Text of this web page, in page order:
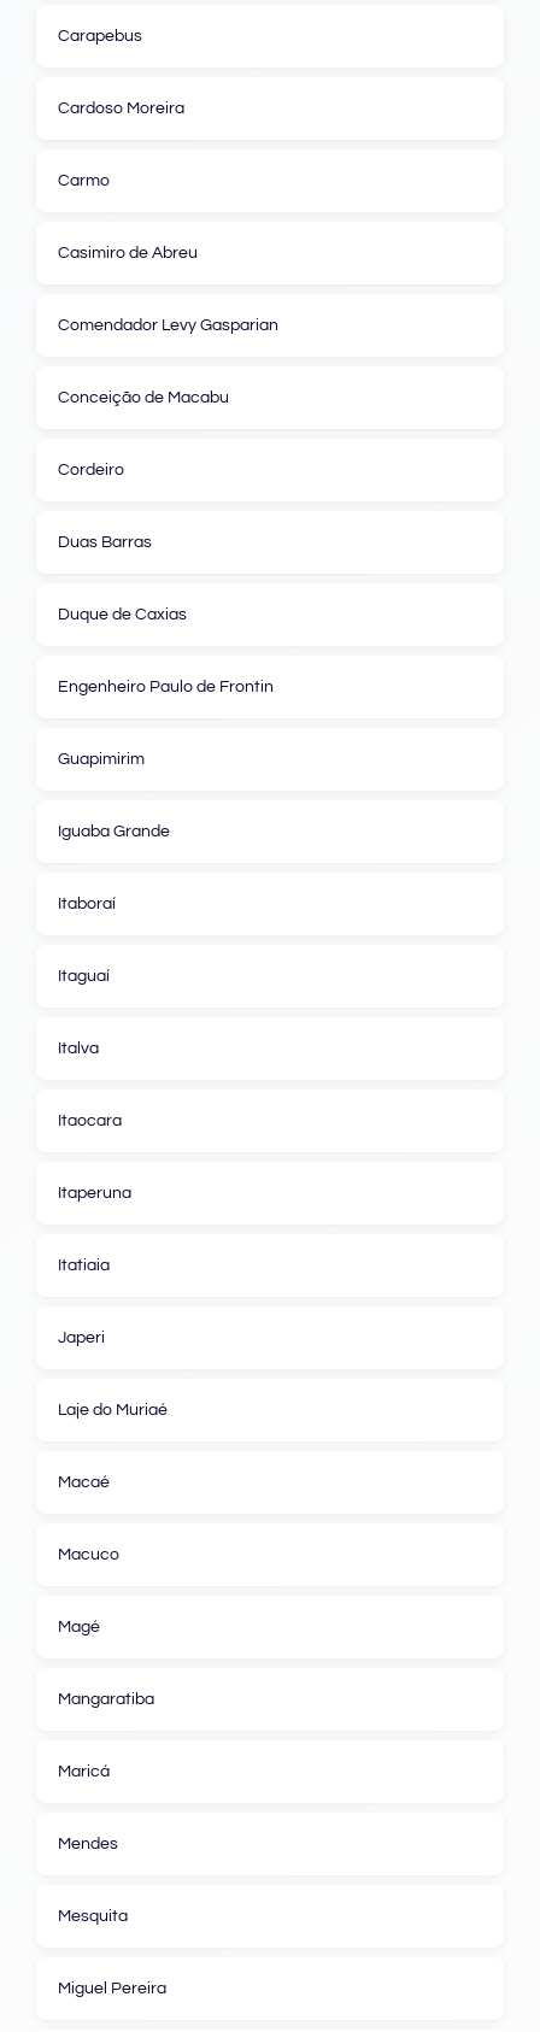
Carapebus
Cardoso Moreira
Carmo
Casimiro de Abreu
Comendador Levy Gasparian
Conceição de Macabu
Cordeiro
Duas Barras
Duque de Caxias
Engenheiro Paulo de Frontin
Guapimirim
Iguaba Grande
Itaboraí
Itaguaí
Italva
Itaocara
Itaperuna
Itatiaia
Japeri
Laje do Muriaé
Macaé
Macuco
Magé
Mangaratiba
Maricá
Mendes
Mesquita
Miguel Pereira